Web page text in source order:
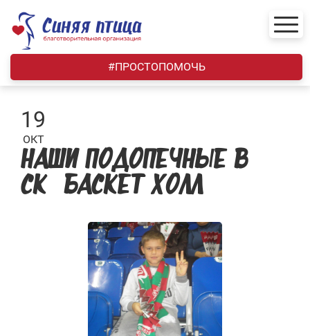
content
#ПРОСТОПОМОЧЬ
19
ОКТ
НАШИ ПОДОПЕЧНЫЕ В
СК «БАСКЕТ ХОЛЛ»